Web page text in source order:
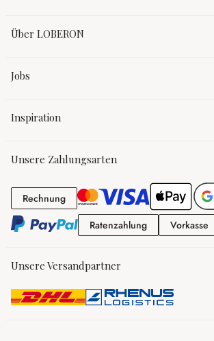
Über LOBERON
Jobs
Inspiration
Unsere Zahlungsarten
RechnungRechnung
RatenzahlungRatenzahlung
Vorkasse
Unsere Versandpartner